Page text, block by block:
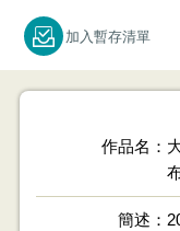
加入暫存清單
作品名
簡述